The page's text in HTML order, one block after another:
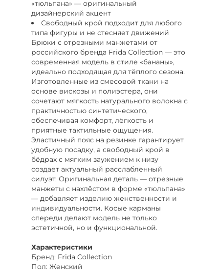
«тюльпана» — оригинальный
дизайнерский акцент
Свободный крой подходит для любого
типа фигуры и не стесняет движений
Брюки с отрезными манжетами от
российского бренда Frida Collection — это
современная модель в стиле «бананы»,
идеально подходящая для тёплого сезона.
Изготовленные из смесовой ткани на
основе вискозы и полиэстера, они
сочетают мягкость натурального волокна с
практичностью синтетического,
обеспечивая комфорт, лёгкость и
приятные тактильные ощущения.
Эластичный пояс на резинке гарантирует
удобную посадку, а свободный крой в
бёдрах с мягким заужением к низу
создаёт актуальный расслабленный
силуэт. Оригинальная деталь — отрезные
манжеты с нахлёстом в форме «тюльпана»
— добавляет изделию женственности и
индивидуальности. Косые карманы
спереди делают модель не только
эстетичной, но и функциональной.
Характеристики
Бренд: Frida Collection
Пол: Женский